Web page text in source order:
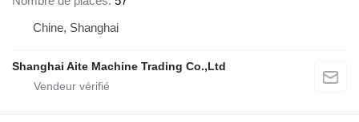
Chine, Shanghai
Shanghai Aite Machine Trading Co.,Ltd